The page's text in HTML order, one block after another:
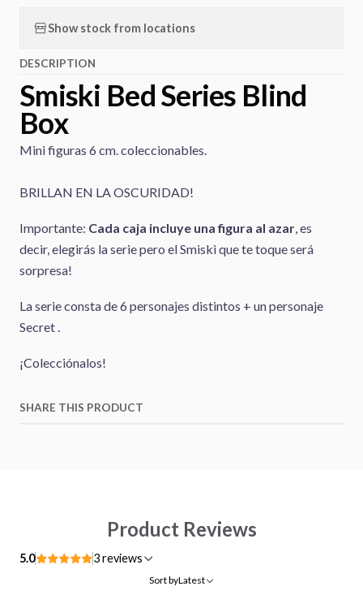
Show stock from locations
DESCRIPTION
Smiski Bed Series Blind
Box
Mini figuras 6 cm. coleccionables.
BRILLAN EN LA OSCURIDAD!
Importante: Cada caja incluye una figura al azar, es
decir, elegirás la serie pero el Smiski que te toque será
sorpresa!
La serie consta de 6 personajes distintos + un personaje
Secret .
¡Colecciónalos!
SHARE THIS PRODUCT
Product Reviews
5.0 3 reviews
Sort byLatest